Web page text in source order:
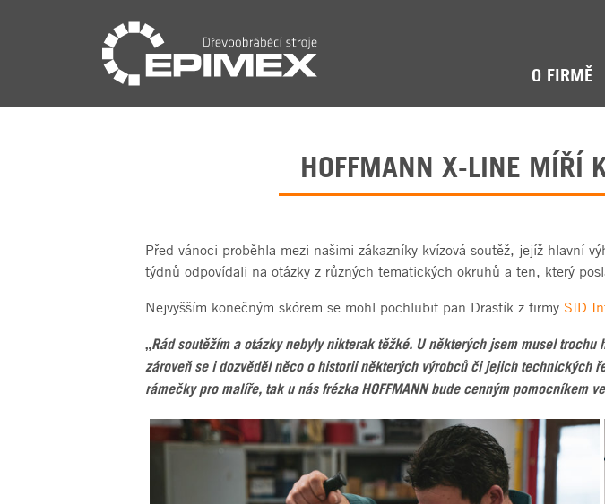
O FIRMĚ
HOFFMANN X-LINE MÍŘÍ
Před vánoci proběhla mezi našimi zákazníky kvízová soutěž, jejíž hlavní
týdnů odpovídali na otázky z různých tematických okruhů a ten, který
Nejvyšším konečným skórem se mohl pochlubit pan Drastík z firmy SID
„Rád soutěžím a otázky nebyly nikterak těžké. U některých jsem musel
zároveň se i dozvěděl něco o historii některých výrobců či jejich technických
rámečky pro malíře, tak u nás frézka HOFFMANN bude cenným pomocníkem